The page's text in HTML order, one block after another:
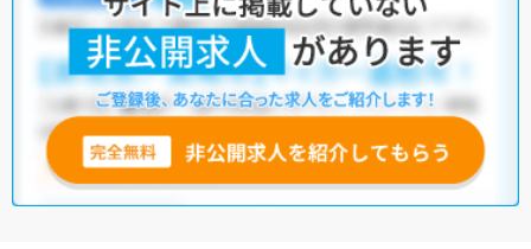
積極採用中・新卒OK・残業少なめ ・ 正社員(正職員)
他の条件でも人気の求人がございますので、「こだわり条件」から検索
いただくか、お気軽にお問い合わせください。
全国の理学療法士求人から検索いただくことも可能です。
無料転職支援サービス
にお申し込みいただくと、ご希望条件をヒアリン
グした上で求人をご提案いたします。
ご希望条件がまだ定まっていない方は人気の希望条件をピックアップし